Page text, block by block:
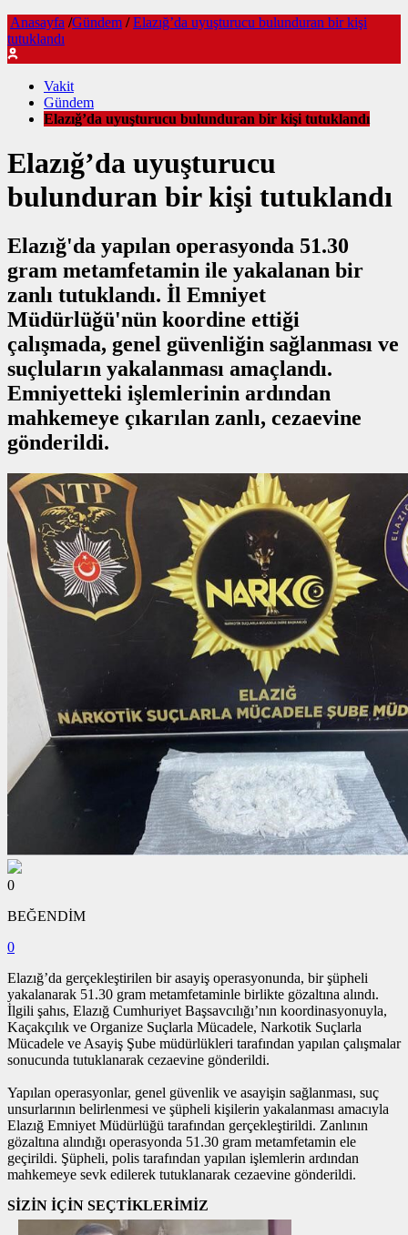
Anasayfa /Gündem / Elazığ’da uyuşturucu bulunduran bir kişi
tutuklandı
Vakit
Gündem
Elazığ’da uyuşturucu bulunduran bir kişi tutuklandı
Elazığ’da uyuşturucu
bulunduran bir kişi tutuklandı
Elazığ'da yapılan operasyonda 51.30
gram metamfetamin ile yakalanan bir
zanlı tutuklandı. İl Emniyet
Müdürlüğü'nün koordine ettiği
çalışmada, genel güvenliğin sağlanması ve
suçluların yakalanması amaçlandı.
Emniyetteki işlemlerinin ardından
mahkemeye çıkarılan zanlı, cezaevine
gönderildi.
0
BEĞENDİM
0
Elazığ’da gerçekleştirilen bir asayiş operasyonunda, bir şüpheli
yakalanarak 51.30 gram metamfetaminle birlikte gözaltına alındı.
İlgili şahıs, Elazığ Cumhuriyet Başsavcılığı’nın koordinasyonuyla,
Kaçakçılık ve Organize Suçlarla Mücadele, Narkotik Suçlarla
Mücadele ve Asayiş Şube müdürlükleri tarafından yapılan çalışmalar
sonucunda tutuklanarak cezaevine gönderildi.
Yapılan operasyonlar, genel güvenlik ve asayişin sağlanması, suç
unsurlarının belirlenmesi ve şüpheli kişilerin yakalanması amacıyla
Elazığ Emniyet Müdürlüğü tarafından gerçekleştirildi. Zanlının
gözaltına alındığı operasyonda 51.30 gram metamfetamin ele
geçirildi. Şüpheli, polis tarafından yapılan işlemlerin ardından
mahkemeye sevk edilerek tutuklanarak cezaevine gönderildi.
SİZİN İÇİN SEÇTİKLERİMİZ